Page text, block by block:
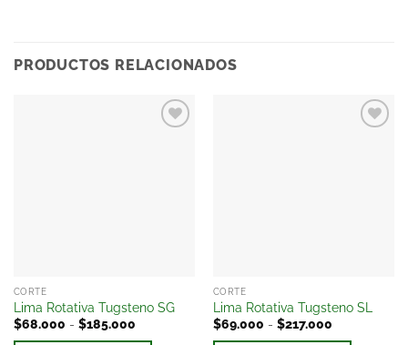
PRODUCTOS RELACIONADOS
CORTE
Lima Rotativa Tugsteno SG
$68.000 - $185.000
CORTE
Lima Rotativa Tugsteno SL
$69.000 - $217.000